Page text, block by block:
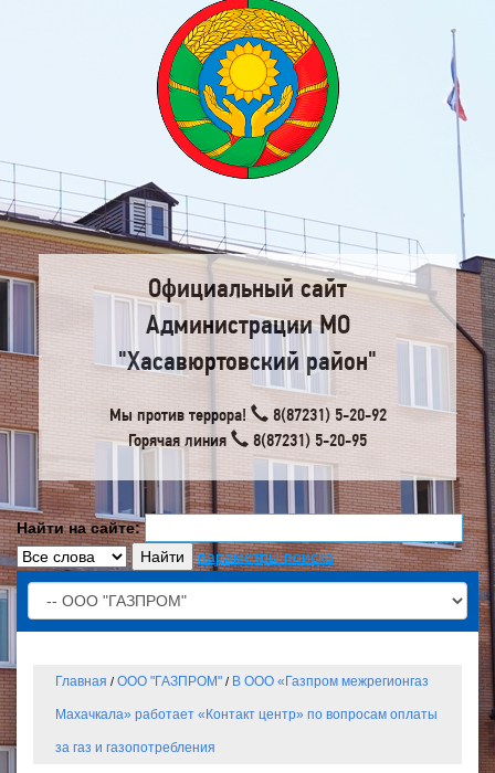
Официальный сайт
Администрации МО
"Хасавюртовский район"
Мы против террора!
8(87231) 5-20-92
Горячая линия
8(87231) 5-20-95
Найти на сайте:
параметры поиска
Главная / ООО "ГАЗПРОМ" / В ООО «Газпром межрегионгаз
Махачкала» работает «Контакт центр» по вопросам оплаты
за газ и газопотребления